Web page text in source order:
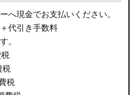
へ現金でお支払いください。
代引き手数料
。
税
税